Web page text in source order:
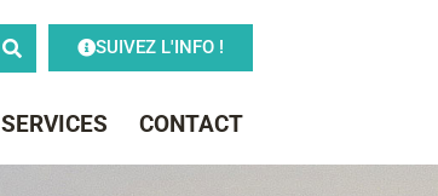
SUIVEZ L'INFO !
SERVICES CONTACT